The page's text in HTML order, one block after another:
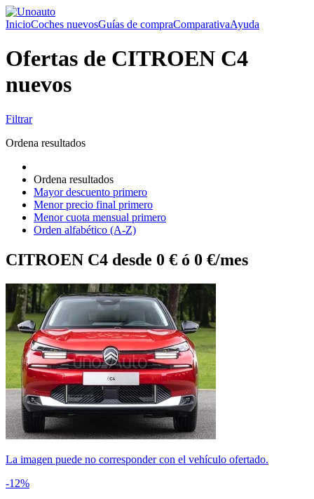
InicioCoches nuevosGuías de compraComparativaAyuda
Ofertas de CITROEN C4
nuevos
Filtrar
Ordena resultados
Ordena resultados
Mayor descuento primero
Menor precio final primero
Menor cuota mensual primero
Orden alfabético (A-Z)
CITROEN C4 desde 0 € ó 0 €/mes
La imagen puede no corresponder con el vehículo ofertado.
-12%